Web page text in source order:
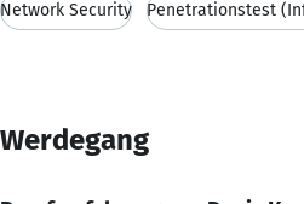
Network Security Penetrationstest
Werdegang